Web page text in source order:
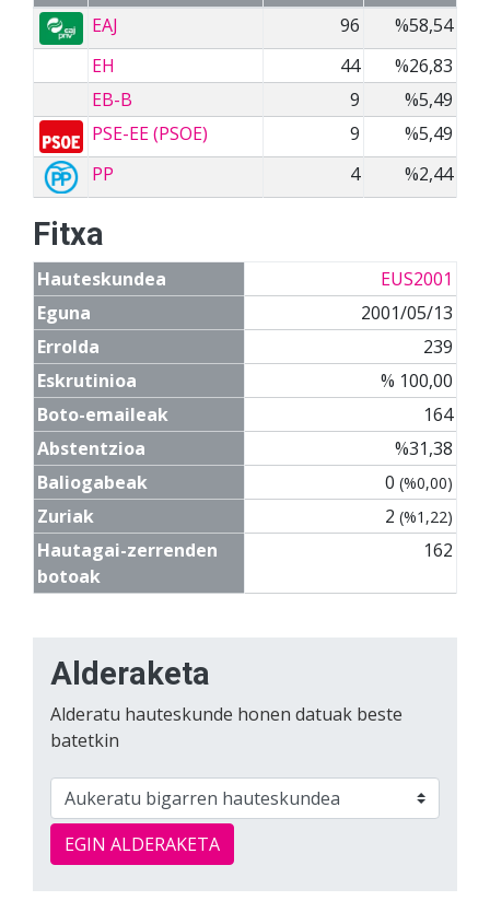
EAJ
96
%58,54
EH
44
%26,83
EB-B
9
%5,49
PSE-EE (PSOE)
9
%5,49
PP
4 %2,44
Fitxa
Hauteskundea
EUS2001
Eguna
2001/05/13
Errolda
239
Eskrutinioa
% 100,00
Boto-emaileak
164
Abstentzioa
%31,38
Baliogabeak
0 (%0,00)
Zuriak 2 (%1,22)
Hautagai-zerrenden
botoak
162
Alderaketa
Alderatu hauteskunde honen datuak beste
batetkin
EGIN ALDERAKETA